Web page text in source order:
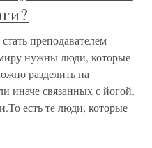
преподавателем
нужны люди, которые
разделить на
иначе связанных с йогой.
есть те люди, которые